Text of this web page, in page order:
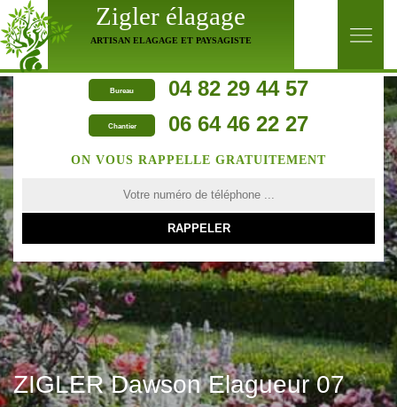
Zigler élagage
ARTISAN ELAGAGE ET PAYSAGISTE
Bureau 04 82 29 44 57
Chantier 06 64 46 22 27
ZIGLER Dawson Elagueur 07
ON VOUS RAPPELLE GRATUITEMENT